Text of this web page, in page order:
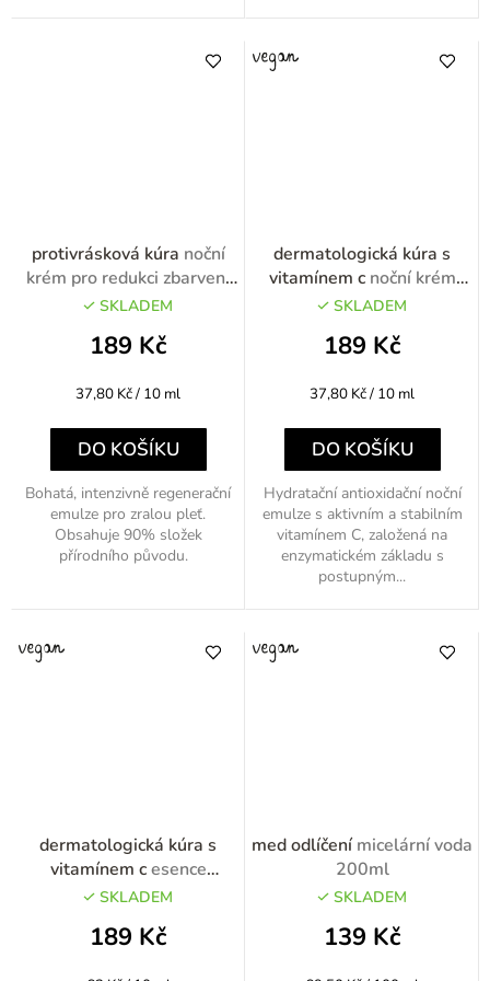
protivrásková kúra noční
krém pro redukci zbarvení
50ml
SKLADEM
189 Kč
Měrná
37,80 Kč / 10 ml
DO KOŠÍKU
Bohatá, intenzivně regenerační
emulze pro zralou pleť.
Obsahuje 90% složek
přírodního původu.
dermatologická kúra s
vitamínem c noční krém
regenerační s vitamínem C
SKLADEM
189 Kč
Měrná
37,80 Kč / 10 ml
DO KOŠÍKU
Hydratační antioxidační noční
emulze s aktivním a stabilním
vitamínem C, založená na
enzymatickém základu s
postupným...
dermatologická kúra s
vitamínem cesence
revitalizační s vitamínem C
SKLADEM
189 Kč
med odlíčenímicelární voda
200ml
SKLADEM
139 Kč